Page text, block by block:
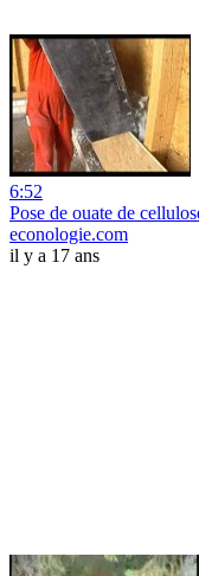
6:52
Pose de ouate de
econologie.com
il y a 17 ans